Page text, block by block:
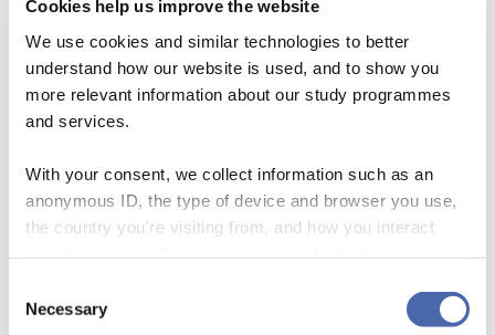
Cookies help us improve the website
We use cookies and similar technologies to better
understand how our website is used, and to show you
more relevant information about our study programmes
and services.
With your consent, we collect information such as an
anonymous ID, the type of device and browser you use,
the country you're visiting from, and how you interact
- and you can withdraw your consent at any time using
Selection
Necessary
convallis purus. Nunc at placerat est, nec
tincidunt augue. Donec consectetur, tellus id
vulputate feugiat, neque est sodales est, a
Vivamus quis molestie lacus, sed blandit nisi.
Aenean eu tortor sit amet massa scelerisque
tempus nec at nibh. Aliquam vitae sapien ornare,
vulputate lorem eu, vulputate metus. Nullam